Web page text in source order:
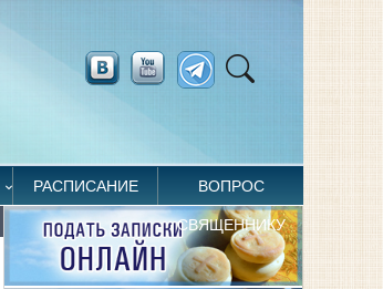
РАСПИСАНИЕ ВОПРОС
СВЯЩЕННИКУ